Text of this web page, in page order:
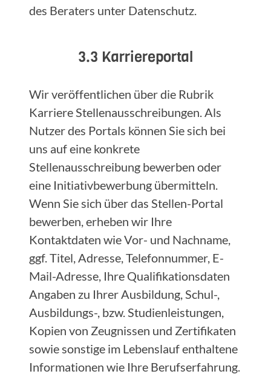
des Beraters unter Datenschutz.
3.3 Karriereportal
Wir veröffentlichen über die Rubrik
Karriere Stellenausschreibungen. Als
Nutzer des Portals können Sie sich bei
uns auf eine konkrete
Stellenausschreibung bewerben oder
eine Initiativbewerbung übermitteln.
Wenn Sie sich über das Stellen-Portal
bewerben, erheben wir Ihre
Kontaktdaten wie Vor- und Nachname,
ggf. Titel, Adresse, Telefonnummer, E-
Mail-Adresse, Ihre Qualifikationsdaten
Angaben zu Ihrer Ausbildung, Schul-,
Ausbildungs-, bzw. Studienleistungen,
Kopien von Zeugnissen und Zertifikaten
sowie sonstige im Lebenslauf enthaltene
Informationen wie Ihre Berufserfahrung.